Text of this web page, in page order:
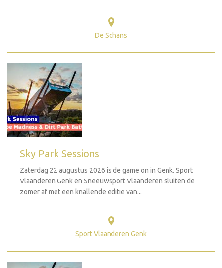
De Schans
Sky Park Sessions
Zaterdag 22 augustus 2026 is de game on in Genk. Sport
Vlaanderen Genk en Sneeuwsport Vlaanderen sluiten de
zomer af met een knallende editie van...
Sport Vlaanderen Genk